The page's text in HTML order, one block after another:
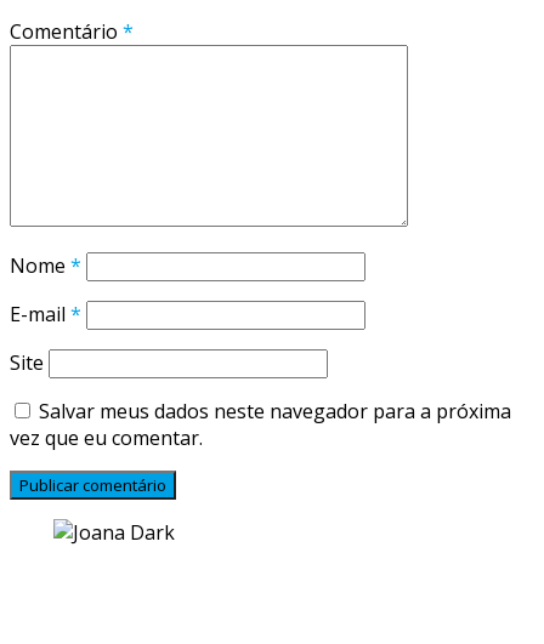
Comentário *
Nome *
E-mail *
Site
Salvar meus dados neste navegador para a próxima
vez que eu comentar.